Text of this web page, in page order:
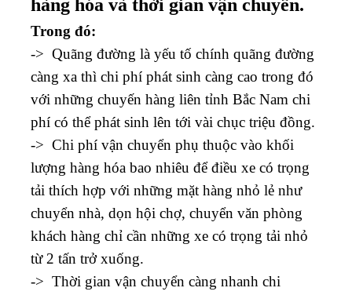
hàng hóa và thời gian vận chuyển.
Trong đó:
-> Quãng đường là yếu tố chính quãng đường
càng xa thì chi phí phát sinh càng cao trong đó
với những chuyến hàng liên tỉnh Bắc Nam chi
phí có thể phát sinh lên tới vài chục triệu đồng.
-> Chi phí vận chuyển phụ thuộc vào khối
lượng hàng hóa bao nhiêu để điều xe có trọng
tải thích hợp với những mặt hàng nhỏ lẻ như
chuyển nhà, dọn hội chợ, chuyển văn phòng
khách hàng chỉ cần những xe có trọng tải nhỏ
từ 2 tấn trở xuống.
-> Thời gian vận chuyển càng nhanh chi